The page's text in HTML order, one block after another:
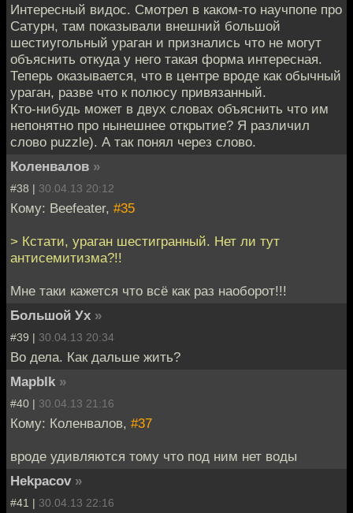
Интересный видос. Смотрел в каком-то научпопе про
Сатурн, там показывали внешний большой
шестиугольный ураган и признались что не могут
объяснить откуда у него такая форма интересная.
Теперь оказывается, что в центре вроде как обычный
ураган, разве что к полюсу привязанный.
Кто-нибудь может в двух словах объяснить что им
непонятно про нынешнее открытие? Я различил
слово puzzle). А так понял через слово.
Коленвалов »
#38 | 30.04.13 20:12
Кому: Beefeater, #35
> Кстати, ураган шестигранный. Нет ли тут
антисемитизма?!!
Мне таки кажется что всё как раз наоборот!!!
Большой Ух »
#39 | 30.04.13 20:34
Во дела. Как дальше жить?
Mapblk »
#40 | 30.04.13 21:16
Кому: Коленвалов, #37
вроде удивляются тому что под ним нет воды
Hekpacov »
#41 | 30.04.13 22:16